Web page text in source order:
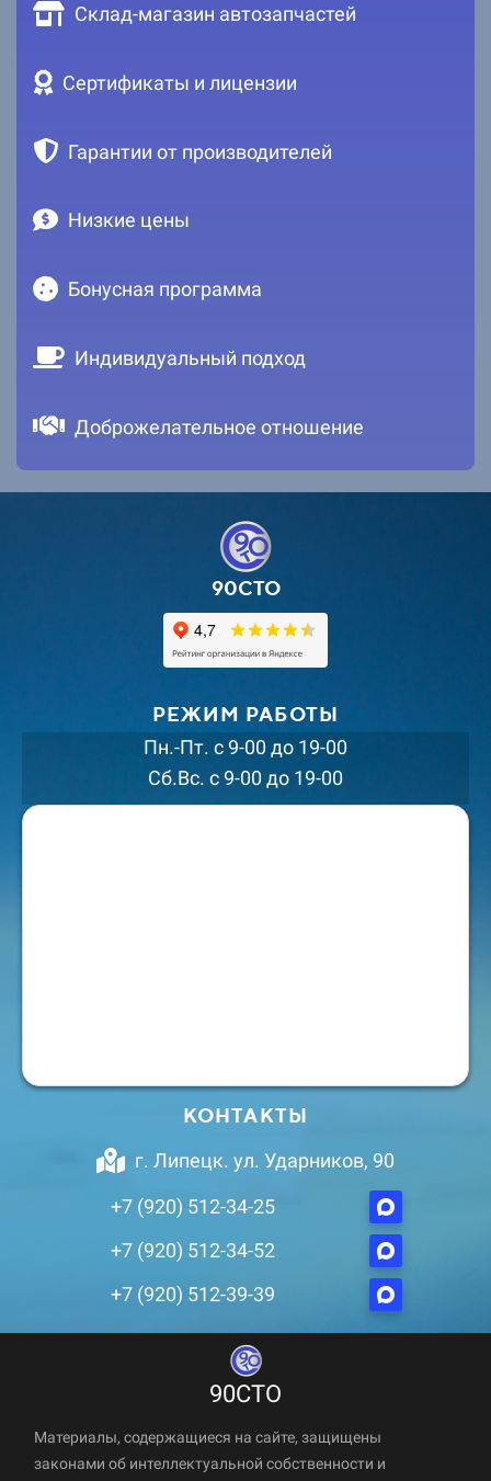
Склад-магазин автозапчастей
Сертификаты и лицензии
Гарантии от производителей
Низкие цены
Бонусная программа
Индивидуальный подход
Доброжелательное отношение
90СТО
РЕЖИМ РАБОТЫ
Пн.-Пт. с 9-00 до 19-00
Сб.Вс. с 9-00 до 19-00
КОНТАКТЫ
г. Липецк. ул. Ударников, 90
+7 (920) 512-34-25
+7 (920) 512-34-52
+7 (920) 512-39-39
90СТО
Материалы, содержащиеся на сайте, защищены
законами об интеллектуальной собственности и